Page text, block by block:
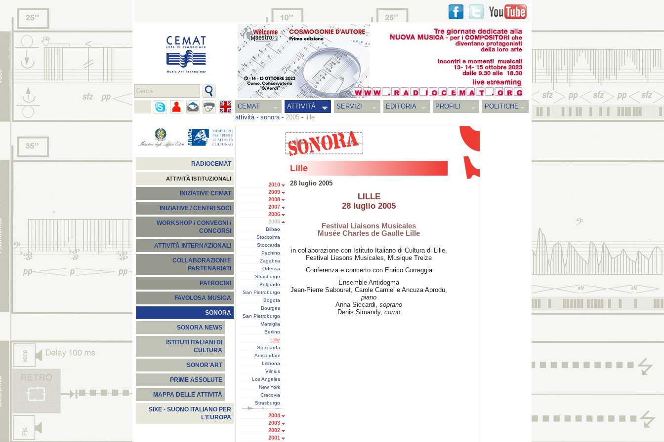
CEMAT ATTIVITÀ SERVIZI EDITORIA PROFILI
POLITICHE
attività- sonora- 2005 - lille
RADIOCEMAT
ATTIVITÀ ISTITUZIONALI
INIZIATIVE CEMAT
INIZIATIVE / CENTRI SOCI
WORKSHOP / CONVEGNI /
CONCORSI
ATTIVITÀ INTERNAZIONALI
COLLABORAZIONI E
PARTENARIATI
PATROCINI
FAVOLOSA MUSICA
SONORA
SONORA NEWS
ISTITUTI ITALIANI DI
CULTURA
SONOR'ART
PRIME ASSOLUTE
MAPPA DELLE ATTIVITÀ
SIXE - SUONO ITALIANO PER
L'EUROPA
2010
2009
2008
2007
2006
2005
Bilbao
Stoccolma
Stoccarda
Pechino
Zagabria
Odessa
Strasburgo
Belgrado
San Pietroburgo
Bogota
Bourges
San Pietroburgo
Marsiglia
Berlino
Lille
Stoccarda
Amsterdam
Lisbona
Vilnius
Los Angeles
New York
Cracovia
Strasburgo
2004
2003
2002
2001
Lille
28 luglio 2005
LILLE
28 luglio 2005
Festival Liaisons Musicales
Musée Charles de Gaulle Lille
in collaborazione con Istituto Italiano di Cultura di Lille,
Festival Liasons Musicales, Musique Treize
Conferenza e concerto con Enrico Correggia
Ensemble Antidogma
Jean-Pierre Sabouret, Carole Carniel e Ancuza Aprodu,
piano
Anna Siccardi, soprano
Denis Simandy, corno